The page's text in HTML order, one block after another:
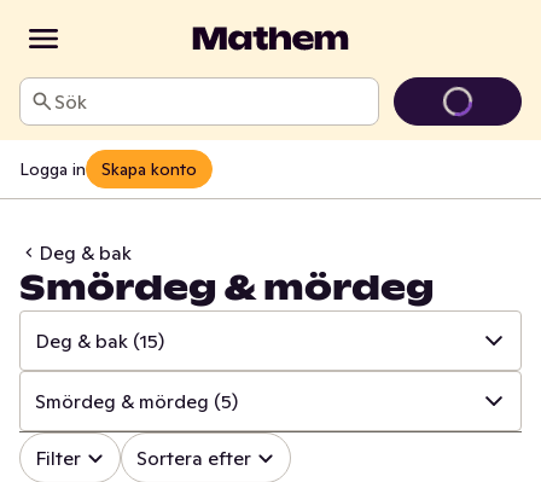
Sök
Logga in Skapa konto
Deg & bak
Smördeg & mördeg
Deg & bak (15)
✓ Alla (615)
✓ Matbröd (153)
Smördeg & mördeg (5)
✓ Alla (15)
Filter Sortera efter